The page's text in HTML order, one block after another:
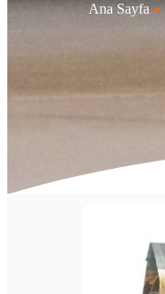
Ana Sayfa »